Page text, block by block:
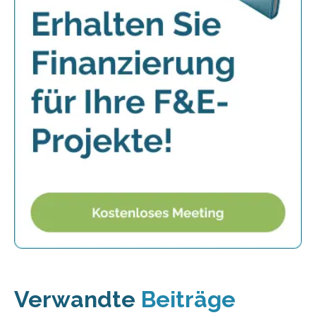
Verwandte Beiträge